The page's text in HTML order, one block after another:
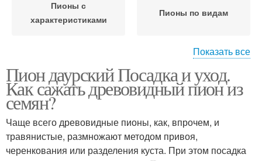
Пионы с
характеристиками
Пионы по видам
Пионы в саду Многолетние пионы
Пионы в цветниках
Пионы в рядовых
посадках
Показать все
Пион даурский Посадка и уход.
Как сажать древовидный пион из
семян?
Чаще всего древовидные пионы, как, впрочем, и
травянистые, размножают методом привоя,
черенкования или разделения куста. При этом посадка